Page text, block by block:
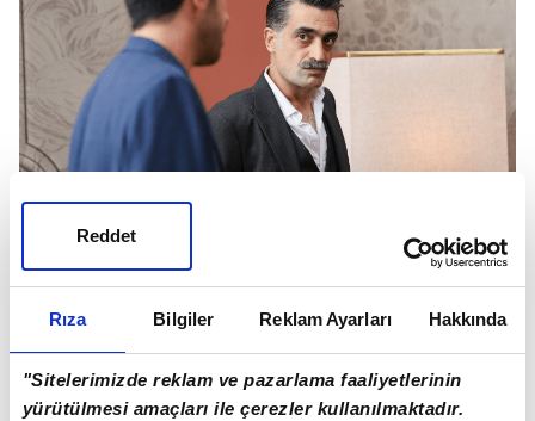
Rıza Bilgiler Reklam Ayarları Hakkında
"Sitelerimizde reklam ve pazarlama faaliyetlerinin
yürütülmesi amaçları ile çerezler kullanılmaktadır.
Reddet